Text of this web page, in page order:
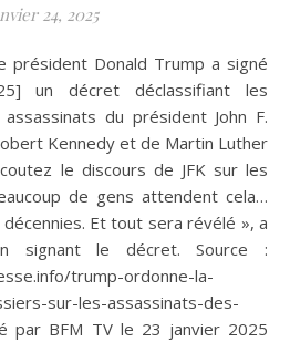
24, 2025
président Donald Trump a signé
un décret déclassifiant les
du président John F.
Kennedy et de Martin Luther
le discours de JFK sur les
de gens attendent cela…
Et tout sera révélé », a
signant le décret. Source :
trump-ordonne-la-
sur-les-assassinats-des-
par BFM TV le 23 janvier 2025